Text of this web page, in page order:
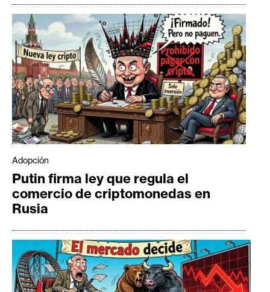
Adopción
Putin firma ley que regula el
comercio de criptomonedas en
Rusia